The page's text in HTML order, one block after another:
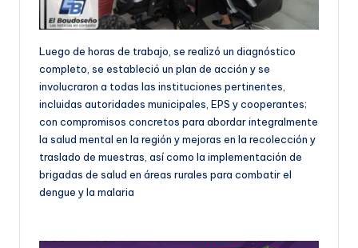
Luego de horas de trabajo, se realizó un diagnóstico
completo, se estableció un plan de acción y se
involucraron a todas las instituciones pertinentes,
incluidas autoridades municipales, EPS y cooperantes;
con compromisos concretos para abordar integralmente
la salud mental en la región y mejoras en la recolección y
traslado de muestras, así como la implementación de
brigadas de salud en áreas rurales para combatir el
dengue y la malaria